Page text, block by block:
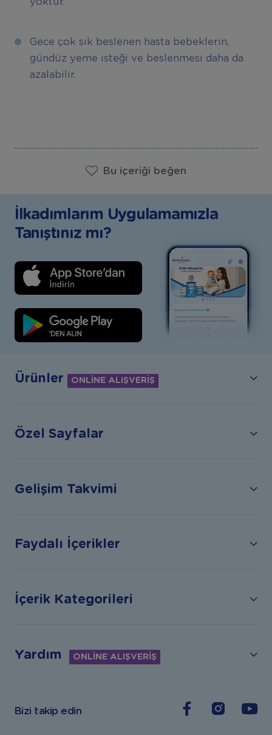
Gece çok sık beslenen hasta bebeklerin,
gündüz yeme isteği ve beslenmesi daha da
azalabilir.
Bu içeriği beğen
İlkadımlarım Uygulamamızla
Tanıştınız mı?
Ürünler ONLİNE ALIŞVERİŞ
Özel Sayfalar
Gelişim Takvimi
Faydalı İçerikler
İçerik Kategorileri
Yardım ONLİNE ALIŞVERİŞ
Bizi takip edin